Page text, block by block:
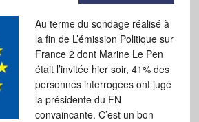
Au terme du sondage réalisé à
la fin de L’émission Politique sur
France 2 dont Marine Le Pen
était l’invitée hier soir, 41% des
personnes interrogées ont jugé
la présidente du FN
convaincante. C’est un bon